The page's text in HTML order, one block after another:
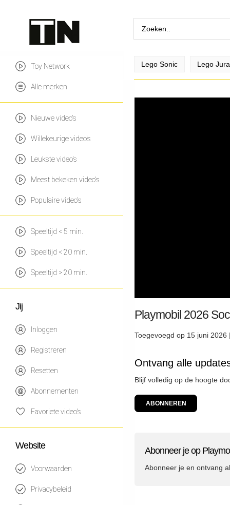
Toy Network
Alle merken
Nieuwe video's
Willekeurige video's
Leukste video's
Meest bekeken video's
Populaire video's
Speeltijd < 5 min.
Speeltijd < 20 min.
Speeltijd > 20 min.
Jij
Inloggen
Registreren
Resetten
Abonnementen
Favoriete video's
Website
Voorwaarden
Privacybeleid
Lego Sonic Lego
Playmobil 2026
Toegevoegd op 15 juni
Ontvang alle
Blijf volledig op de hoogte
ABONNEREN
Abonneer je op
Abonneer je en ontvang